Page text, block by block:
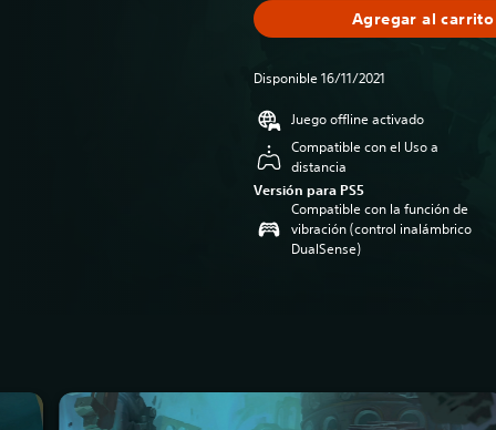
Agregar al carrito
Disponible 16/11/2021
Juego offline activado
Compatible con el Uso a
distancia
Versión para PS5
Compatible con la función de
vibración (control inalámbrico
DualSense)